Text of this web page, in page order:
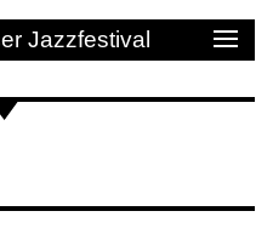
Jazzfestival